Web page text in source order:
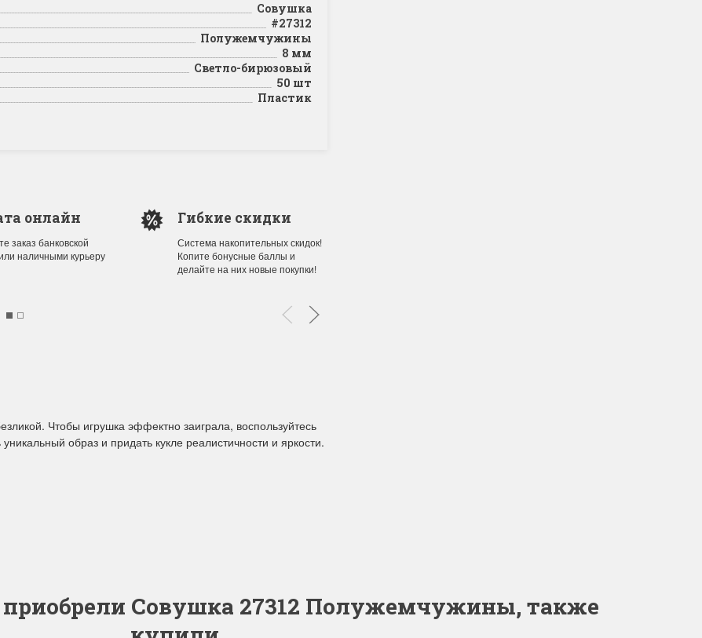
Совушка
#27312
Полужемчужины
8 мм
Светло-бирюзовый
50 шт
Пластик
онлайн
заказ банковской
наличными курьеру
Гибкие скидки
Система накопительных скидок!
Копите бонусные баллы и
делайте на них новые покупки!
Чтобы игрушка эффектно заиграла, воспользуйтесь
образ и придать кукле реалистичности и яркости.
приобрели Совушка 27312 Полужемчужины, также